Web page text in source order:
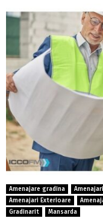
Amenajare gradina
Amenajari Exterioare
Gradinarit
Mansarda